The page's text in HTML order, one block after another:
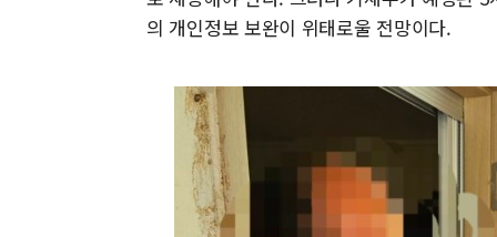
의 개인정보 보완이 위태로울 전망이다.